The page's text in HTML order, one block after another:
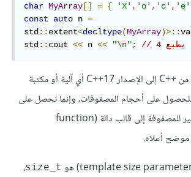
char MyArray [] = { 'X' , 'o' , 'c' , 'e'
const
auto n =
std :: extent<decltype(MyArray)>::
std :: cout << n << "\n" ; // يطبع 4
لم يكن في أي إصدار من C++‎ إلى الإصدار C++17 أي آلية أو مكتبة
على أحجام المصفوفات، وإنما نحصل على
ذلك بتمرير مرجع يشير للمصفوفة إلى قالب دالة (function
size_t،